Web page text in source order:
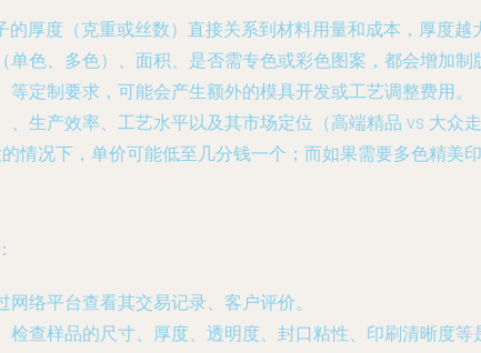
的厚度（克重或丝数）直接关系到材料用量和成本，厚度越
单色、多色）、面积、是否需专色或彩色图案，都会增加制
定制要求，可能会产生额外的模具开发或工艺调整费用。
、生产效率、工艺水平以及其市场定位（高端精品 vs 大众
情况下，单价可能低至几分钱一个；而如果需要多色精美
络平台查看其交易记录、客户评价。
查样品的尺寸、厚度、透明度、封口粘性、印刷清晰度等